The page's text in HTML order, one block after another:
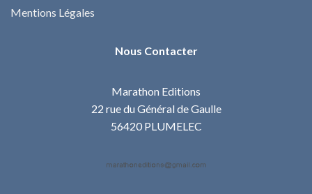
Mentions Légales
Nous Contacter
Marathon Editions
22 rue du Général de Gaulle
56420 PLUMELEC